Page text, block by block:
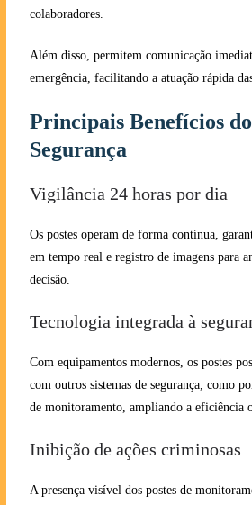
colaboradores.
Além disso, permitem comunicação
emergência, facilitando a atuação rápida
Principais Benefícios
Segurança
Vigilância 24 horas por dia
Os postes operam de forma contínua,
em tempo real e registro de imagens para
decisão.
Tecnologia integrada à
Com equipamentos modernos, os postes
com outros sistemas de segurança, como
de monitoramento, ampliando a eficiência
Inibição de ações criminosas
A presença visível dos postes de